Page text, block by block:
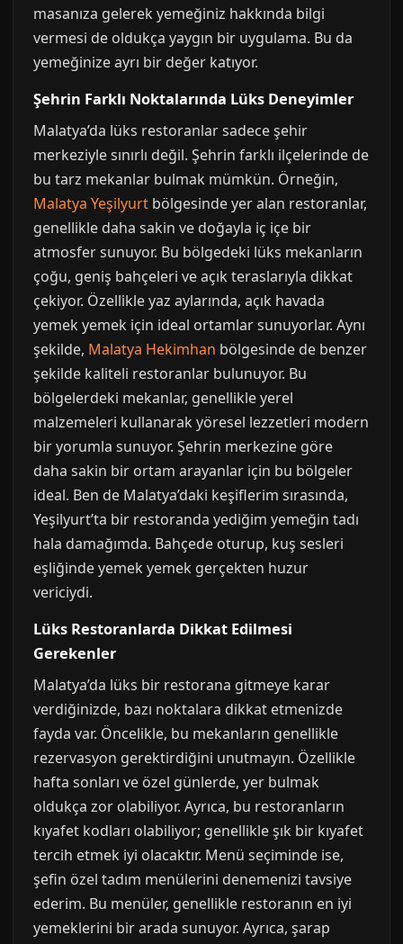
masanıza gelerek yemeğiniz hakkında bilgi
vermesi de oldukça yaygın bir uygulama. Bu da
yemeğinize ayrı bir değer katıyor.
Şehrin Farklı Noktalarında Lüks Deneyimler
Malatya’da lüks restoranlar sadece şehir
merkeziyle sınırlı değil. Şehrin farklı ilçelerinde de
bu tarz mekanlar bulmak mümkün. Örneğin,
Malatya Yeşilyurt bölgesinde yer alan restoranlar,
genellikle daha sakin ve doğayla iç içe bir
atmosfer sunuyor. Bu bölgedeki lüks mekanların
çoğu, geniş bahçeleri ve açık teraslarıyla dikkat
çekiyor. Özellikle yaz aylarında, açık havada
yemek yemek için ideal ortamlar sunuyorlar. Aynı
şekilde, Malatya Hekimhan bölgesinde de benzer
şekilde kaliteli restoranlar bulunuyor. Bu
bölgelerdeki mekanlar, genellikle yerel
malzemeleri kullanarak yöresel lezzetleri modern
bir yorumla sunuyor. Şehrin merkezine göre
daha sakin bir ortam arayanlar için bu bölgeler
ideal. Ben de Malatya’daki keşiflerim sırasında,
Yeşilyurt’ta bir restoranda yediğim yemeğin tadı
hala damağımda. Bahçede oturup, kuş sesleri
eşliğinde yemek yemek gerçekten huzur
vericiydi.
Lüks Restoranlarda Dikkat Edilmesi
Gerekenler
Malatya’da lüks bir restorana gitmeye karar
verdiğinizde, bazı noktalara dikkat etmenizde
fayda var. Öncelikle, bu mekanların genellikle
rezervasyon gerektirdiğini unutmayın. Özellikle
hafta sonları ve özel günlerde, yer bulmak
oldukça zor olabiliyor. Ayrıca, bu restoranların
kıyafet kodları olabiliyor; genellikle şık bir kıyafet
tercih etmek iyi olacaktır. Menü seçiminde ise,
şefin özel tadım menülerini denemenizi tavsiye
ederim. Bu menüler, genellikle restoranın en iyi
yemeklerini bir arada sunuyor. Ayrıca, şarap